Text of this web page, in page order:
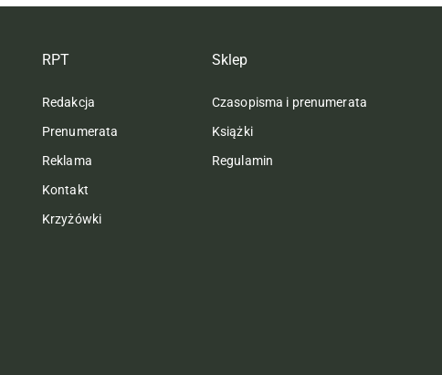
RPT
Redakcja
Prenumerata
Reklama
Kontakt
Krzyżówki
Sklep
Czasopisma i prenumerata
Książki
Regulamin